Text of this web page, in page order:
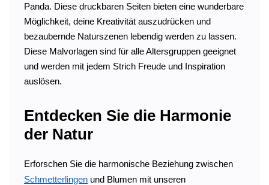
Panda. Diese druckbaren Seiten bieten eine wunderbare
Möglichkeit, deine Kreativität auszudrücken und
bezaubernde Naturszenen lebendig werden zu lassen.
Diese Malvorlagen sind für alle Altersgruppen geeignet
und werden mit jedem Strich Freude und Inspiration
auslösen.
Entdecken Sie die Harmonie
der Natur
Erforschen Sie die harmonische Beziehung zwischen
Schmetterlingen und Blumen mit unseren